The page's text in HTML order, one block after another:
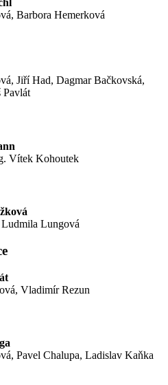
Barbora Hemerková
Jiří Had, Dagmar Bačkovská,
Pavlát
Vítek Kohoutek
Lungová
Vladimír Rezun
Pavel Chalupa, Ladislav Kaňka